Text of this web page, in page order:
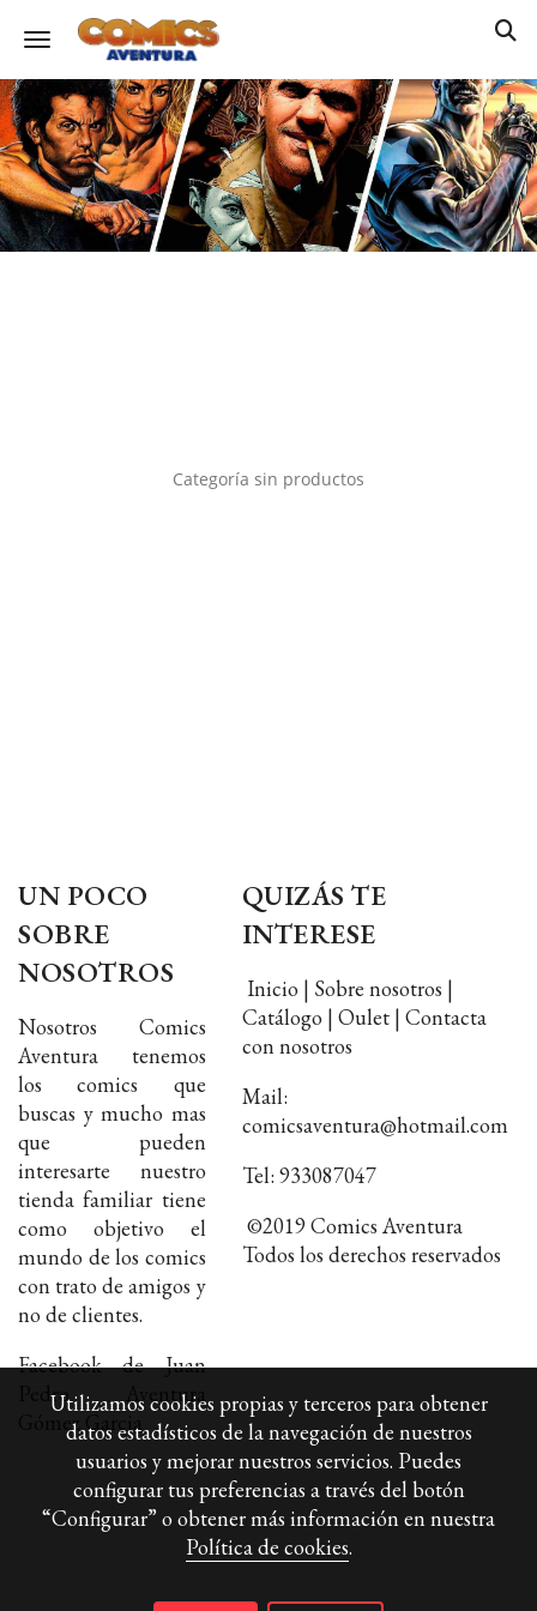
Toggle navigation
Categoría sin productos
UN POCO
SOBRE
NOSOTROS
Nosotros Comics
Aventura tenemos
los comics que
buscas y mucho mas
que pueden
interesarte nuestro
tienda familiar tiene
como objetivo el
mundo de los comics
con trato de amigos y
no de clientes.
Facebook de Juan
Pedro Aventura
Gómez Garcia
QUIZÁS TE
INTERESE
Inicio | Sobre nosotros |
Catálogo | Oulet | Contacta
con nosotros
Mail:
comicsaventura@hotmail.com
Tel: 933087047
©2019 Comics Aventura
Todos los derechos reservados
Utilizamos cookies propias y terceros para obtener
datos estadísticos de la navegación de nuestros
usuarios y mejorar nuestros servicios. Puedes
configurar tus preferencias a través del botón
“Configurar” o obtener más información en nuestra
Política de cookies.